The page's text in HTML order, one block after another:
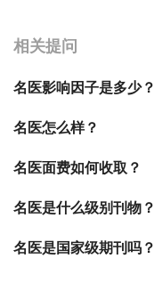
相关提问
名医影响因子是多少？
名医怎么样？
名医面费如何收取？
名医是什么级别刊物？
名医是国家级期刊吗？